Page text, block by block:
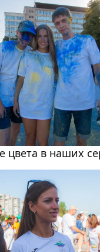
цвета в наших